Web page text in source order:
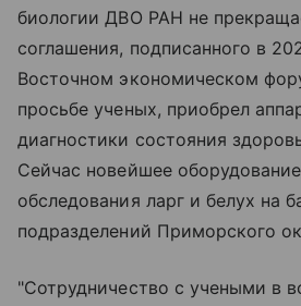
биологии ДВО РАН не
соглашения, подписанного в
Восточном экономическом
просьбе ученых, приобрел
диагностики состояния
Сейчас новейшее
обследования ларг и белух на
подразделений Приморского
"Сотрудничество с учеными в